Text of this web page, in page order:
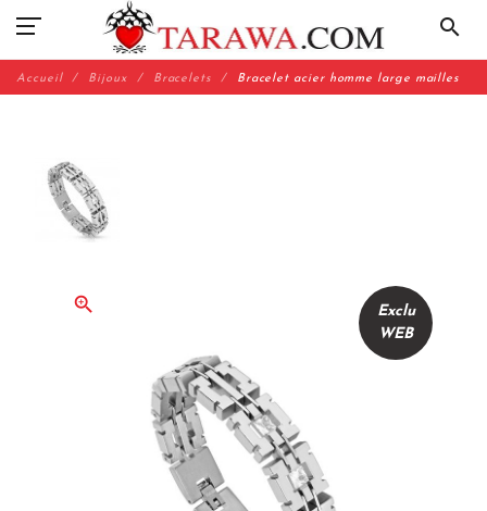
search
Accueil Bijoux Bracelets Bracelet acier homme large mailles
zoom_in
Exclu
WEB